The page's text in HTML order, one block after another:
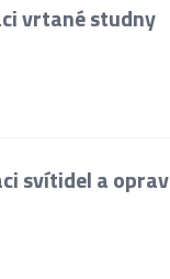
vrtané studny
svítidel a